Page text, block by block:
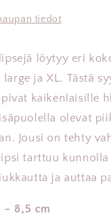
tiedot
löytyy eri
ja XL. Tästä
kaikenlaisille
olevat
Jousi on tehty
tarttuu
ja auttaa
– 8,5 cm